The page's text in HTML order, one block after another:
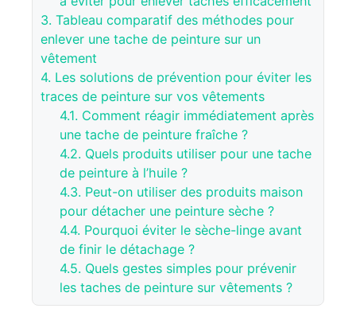
3. Tableau comparatif des méthodes pour
enlever une tache de peinture sur un
vêtement
4. Les solutions de prévention pour éviter les
traces de peinture sur vos vêtements
4.1. Comment réagir immédiatement après
une tache de peinture fraîche ?
4.2. Quels produits utiliser pour une tache
de peinture à l’huile ?
4.3. Peut-on utiliser des produits maison
pour détacher une peinture sèche ?
4.4. Pourquoi éviter le sèche-linge avant
de finir le détachage ?
4.5. Quels gestes simples pour prévenir
les taches de peinture sur vêtements ?